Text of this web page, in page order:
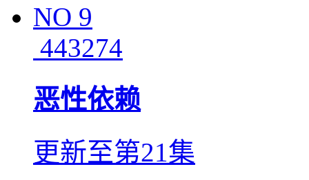
NO 9
443274
恶性依赖
更新至第21集